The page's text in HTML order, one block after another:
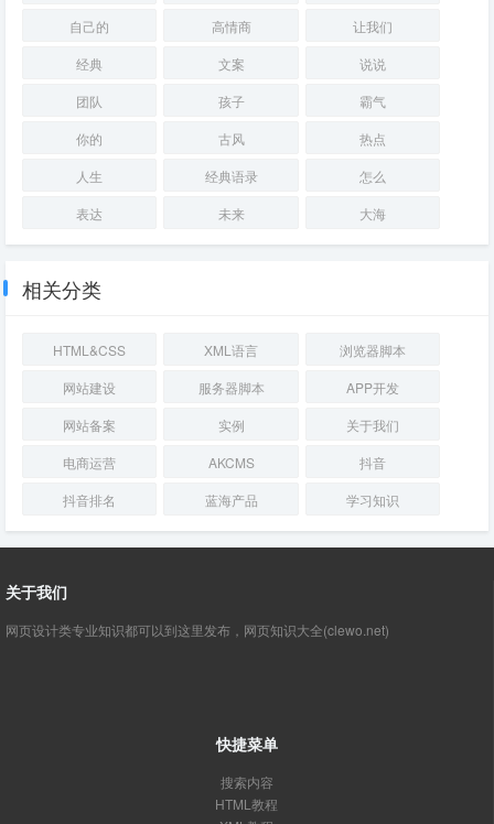
自己的
高情商
让我们
经典
文案
说说
团队
孩子
霸气
你的
古风
热点
人生
经典语录
怎么
表达
未来 大海
相关分类
HTML&CSS XML语言
浏览器脚本
网站建设
服务器脚本
APP开发
网站备案
实例
关于我们
电商运营
AKCMS
抖音
抖音排名
蓝海产品 学习知识
关于我们
网页设计类专业知识都可以到这里发布，网页知识大全(clewo.net)
快捷菜单
搜索内容
HTML教程